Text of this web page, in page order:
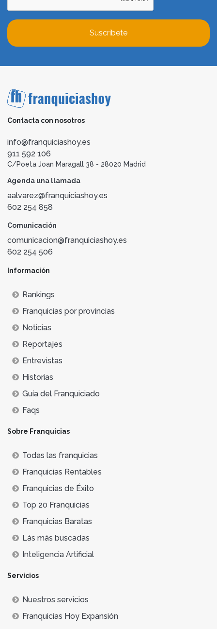
Suscríbete
Contacta con nosotros
info@franquiciashoy.es
911 592 106
C/Poeta Joan Maragall 38 - 28020 Madrid
Agenda una llamada
aalvarez@franquiciashoy.es
602 254 858
Comunicación
comunicacion@franquiciashoy.es
602 254 506
Información
Rankings
Franquicias por provincias
Noticias
Reportajes
Entrevistas
Historias
Guía del Franquiciado
Faqs
Sobre Franquicias
Todas las franquicias
Franquicias Rentables
Franquicias de Éxito
Top 20 Franquicias
Franquicias Baratas
Lás más buscadas
Inteligencia Artificial
Servicios
Nuestros servicios
Franquicias Hoy Expansión